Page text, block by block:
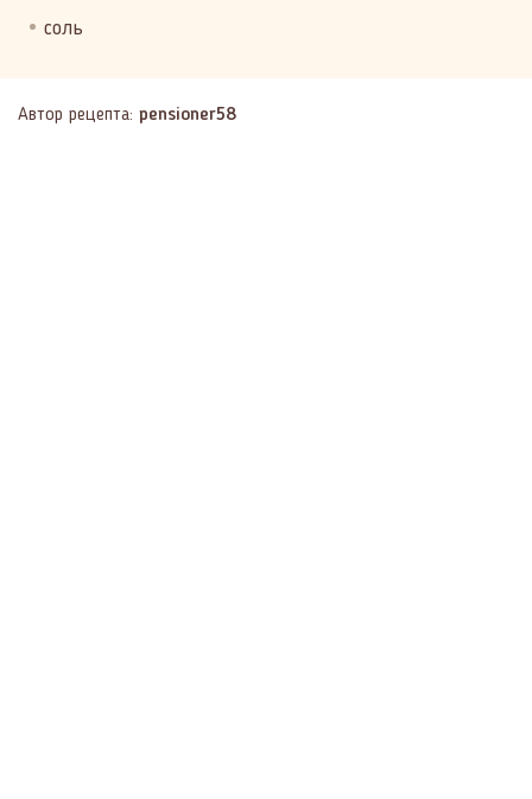
соль
Автор рецепта: pensioner58